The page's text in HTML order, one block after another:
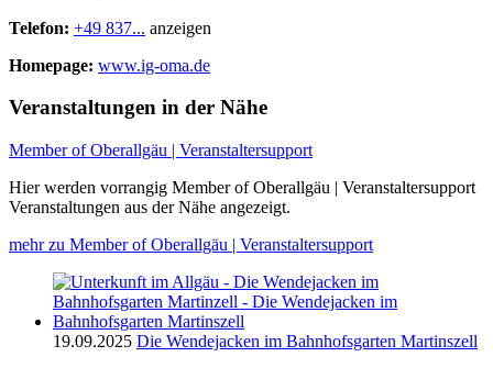
Telefon: +49 837... anzeigen
Homepage: www.ig-oma.de
Veranstaltungen in der Nähe
Member of Oberallgäu | Veranstaltersupport
Hier werden vorrangig Member of Oberallgäu | Veranstaltersupport
Veranstaltungen aus der Nähe angezeigt.
mehr zu Member of Oberallgäu | Veranstaltersupport
19.09.2025 Die Wendejacken im Bahnhofsgarten Martinszell